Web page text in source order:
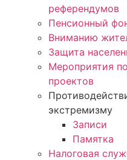
референдумов
Пенсионный
Вниманию
Защита
Мероприятия
проектов
экстремизму
Записи
Памятка
Налоговая